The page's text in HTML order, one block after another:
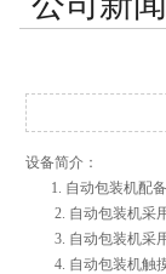
设备简介：
1. 自动包装机配备
2. 自动包装机采用
3. 自动包装机采用
4. 自动包装机触摸